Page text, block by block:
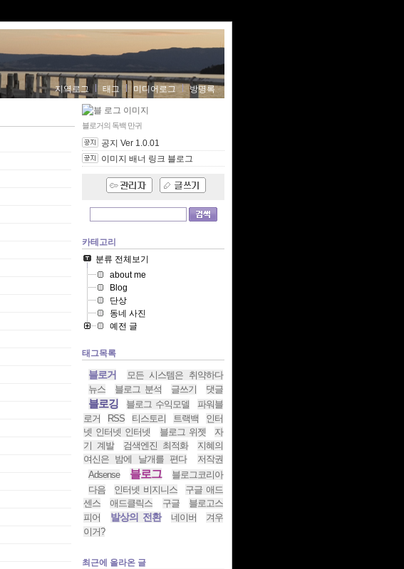
지역로그 태그 미디어로그 방명록
블로거의 독백 만귀
공지 Ver 1.0.01
이미지 배너 링크 블로그
카테고리
분류 전체보기
about me
Blog
단상
동네 사진
예전 글
태그목록
블로거
모든 시스템은 취약하다
뉴스
블로그 분석 글쓰기 댓글
블로깅 블로그 수익모델
파워블
로거
RSS 티스토리 트랙백
인터
넷 인터넷 인터넷
블로그 위젯
자
기 계발
검색엔진 최적화
지혜의
여신은 밤에 날개를 편다
저작권
Adsense
블로그
블로그코리아
다음
인터넷 비지니스
구글 애드
센스
애드클릭스 구글
블로고스
피어
발상의 전환 네이버
겨우
이거?
최근에 올라온 글